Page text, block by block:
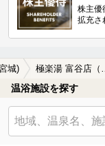
株主優
拡充さ
城)
温浴施設を探す